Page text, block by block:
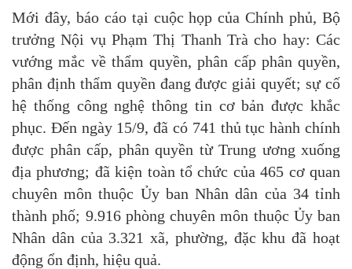
Mới đây, báo cáo tại cuộc họp của Chính phủ, Bộ
trưởng Nội vụ Phạm Thị Thanh Trà cho hay: Các
vướng mắc về thẩm quyền, phân cấp phân quyền,
phân định thẩm quyền đang được giải quyết; sự cố
hệ thống công nghệ thông tin cơ bản được khắc
phục. Đến ngày 15/9, đã có 741 thủ tục hành chính
được phân cấp, phân quyền từ Trung ương xuống
địa phương; đã kiện toàn tổ chức của 465 cơ quan
chuyên môn thuộc Ủy ban Nhân dân của 34 tỉnh
thành phố; 9.916 phòng chuyên môn thuộc Ủy ban
Nhân dân của 3.321 xã, phường, đặc khu đã hoạt
động ổn định, hiệu quả.